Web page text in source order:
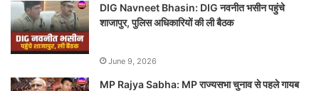
DIG Navneet Bhasin: DIG नवनीत भसीन पहुंचे
शाजापुर, पुलिस अधिकारियों की ली बैठक
June 9, 2026
MP Rajya Sabha: MP राज्यसभा चुनाव से पहले गायब